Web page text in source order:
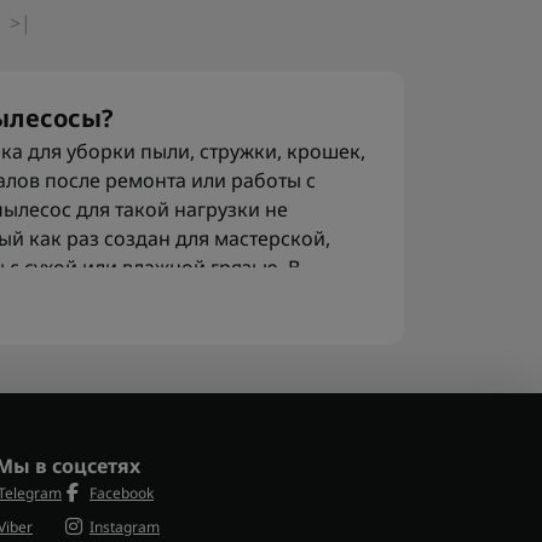
>|
для уборки пыли, стружки, крошек,
после ремонта или работы с
для такой нагрузки не
как раз создан для мастерской,
с сухой или влажной грязью. В
23, 30 и 70 литров, а
остается крошка бетона, после
накапливается мелкая
много мусора. Строительные
в соцсетях
Facebook
Instagram